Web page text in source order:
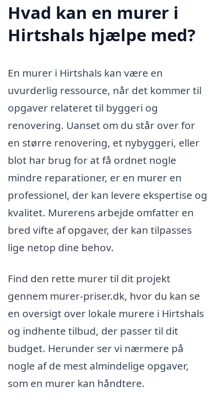
Hvad kan en murer i
Hirtshals hjælpe med?
En murer i Hirtshals kan være en
uvurderlig ressource, når det kommer til
opgaver relateret til byggeri og
renovering. Uanset om du står over for
en større renovering, et nybyggeri, eller
blot har brug for at få ordnet nogle
mindre reparationer, er en murer en
professionel, der kan levere ekspertise og
kvalitet. Murerens arbejde omfatter en
bred vifte af opgaver, der kan tilpasses
lige netop dine behov.
Find den rette murer til dit projekt
gennem murer-priser.dk, hvor du kan se
en oversigt over lokale murere i Hirtshals
og indhente tilbud, der passer til dit
budget. Herunder ser vi nærmere på
nogle af de mest almindelige opgaver,
som en murer kan håndtere.